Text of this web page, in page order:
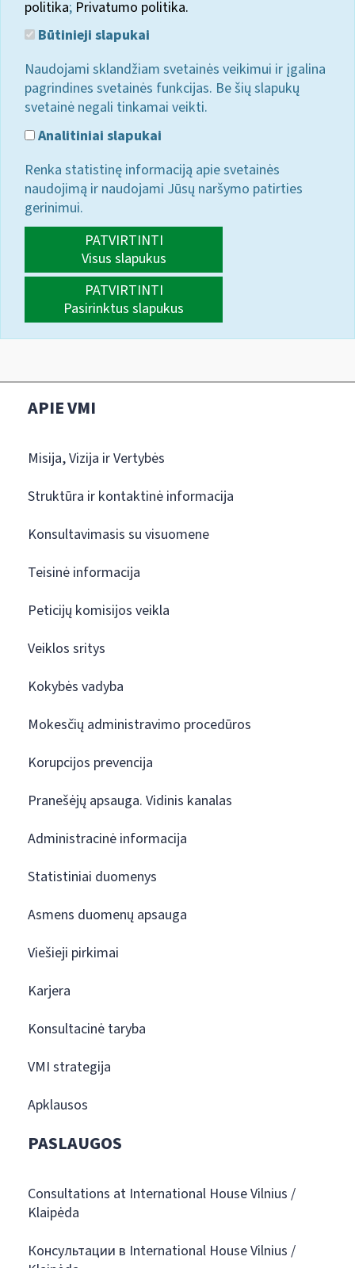
politika; Privatumo politika.
Būtinieji slapukai
Naudojami sklandžiam svetainės veikimui ir įgalina
pagrindines svetainės funkcijas. Be šių slapukų
svetainė negali tinkamai veikti.
Analitiniai slapukai
Renka statistinę informaciją apie svetainės
naudojimą ir naudojami Jūsų naršymo patirties
gerinimui.
PATVIRTINTI
Visus slapukus
PATVIRTINTI
Pasirinktus slapukus
APIE VMI
Misija, Vizija ir Vertybės
Struktūra ir kontaktinė informacija
Konsultavimasis su visuomene
Teisinė informacija
Peticijų komisijos veikla
Veiklos sritys
Kokybės vadyba
Mokesčių administravimo procedūros
Korupcijos prevencija
Pranešėjų apsauga. Vidinis kanalas
Administracinė informacija
Statistiniai duomenys
Asmens duomenų apsauga
Viešieji pirkimai
Karjera
Konsultacinė taryba
VMI strategija
Apklausos
PASLAUGOS
Consultations at International House Vilnius /
Klaipėda
Консультации в International House Vilnius /